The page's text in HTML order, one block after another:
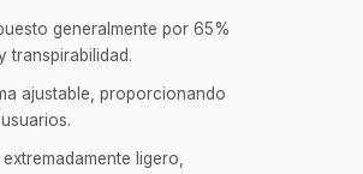
generalmente por 65%
transpirabilidad.
ajustable, proporcionando
ligero,